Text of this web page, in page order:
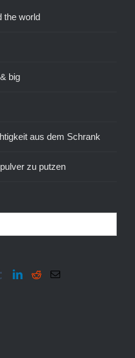
the world
big
aus dem Schrank
zu putzen